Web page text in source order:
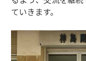
ていきます。